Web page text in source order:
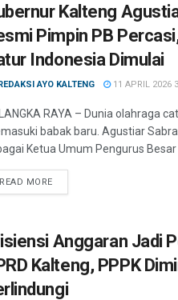
Kalteng
Pimpin PB
Indonesia Dimulai
AYO KALTENG 11 APRIL 2026
RAYA – Dunia olahraga
babak baru. Agustiar
Ketua Umum Pengurus Besar
READ MORE
Anggaran Jadi
Kalteng, PPPK